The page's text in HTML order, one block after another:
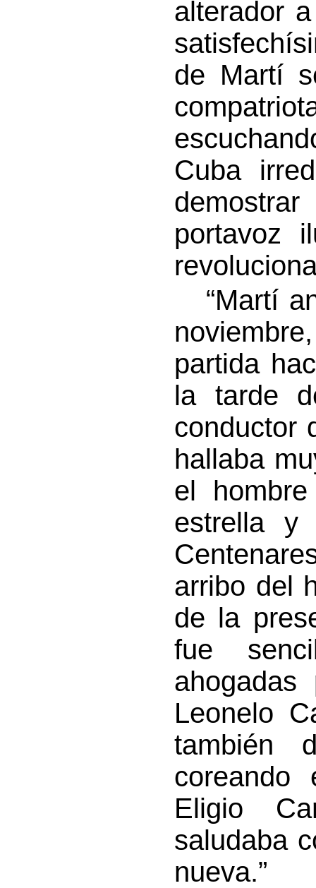
alterador
de Martí
Cuba
portavoz
“Martí
partida
la tarde
conductor
hallaba
el
estrella y
arribo del
de la
fue
Leonelo
también
coreando
Eligio
saludaba
nueva.”